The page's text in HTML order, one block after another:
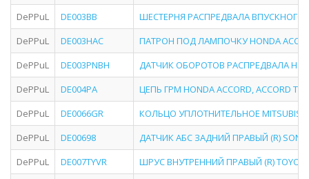
DePPuL
DE003BB
ШЕСТЕРНЯ РАСПРЕДВАЛА ВПУСКНОГО
DePPuL
DE003HAC
ПАТРОН ПОД ЛАМПОЧКУ HONDA
DePPuL
DE003PNBH
ДАТЧИК ОБОРОТОВ РАСПРЕДВАЛА HONDA
DePPuL
DE004PA
ЦЕПЬ ГРМ HONDA ACCORD, ACCORD
DePPuL
DE0066GR
КОЛЬЦО УПЛОТНИТЕЛЬНОЕ MITSUBISHI
DePPuL
DE00698
ДАТЧИК АБС ЗАДНИЙ ПРАВЫЙ (R)
DePPuL
DE007TYVR
ШРУС ВНУТРЕННИЙ ПРАВЫЙ (R)